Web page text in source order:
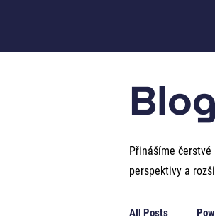
Blog
Přinášíme
perspektivy a
All Posts